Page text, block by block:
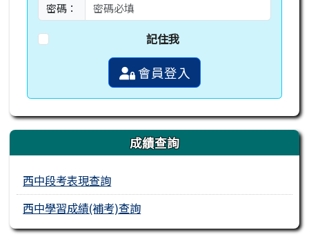
密碼：
記住我
會員登入
成績查詢
西中段考表現查詢
西中學習成績(補考)查詢